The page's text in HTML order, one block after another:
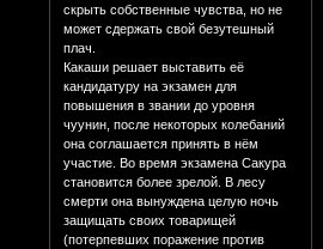
скрыть собственные чувства, но не
может сдержать свой безутешный
плач.
Какаши решает выставить её
кандидатуру на экзамен для
повышения в звании до уровня
чуунин, после некоторых колебаний
она соглашается принять в нём
участие. Во время экзамена Сакура
становится более зрелой. В лесу
смерти она вынуждена целую ночь
защищать своих товарищей
(потерпевших поражение против